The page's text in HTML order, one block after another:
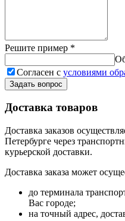
Решите пример *
Согласен с условиями
Задать вопрос
Доставка товаров
Доставка заказов
Петербурге через
курьерской доставки.
Доставка заказа может
до терминала
Вас городе;
на точный адрес,